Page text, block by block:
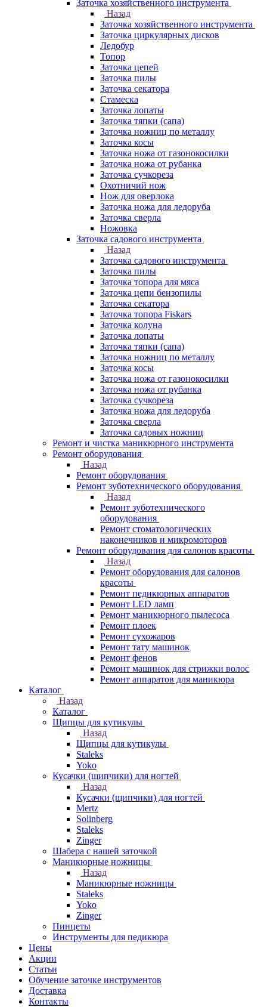
Заточка хозяйственного инструмента
Назад
Заточка хозяйственного инструмента
Заточка циркулярных дисков
Ледобур
Топор
Заточка цепей
Заточка пилы
Заточка секатора
Стамеска
Заточка лопаты
Заточка тяпки (сапа)
Заточка ножниц по металлу
Заточка косы
Заточка ножа от газонокосилки
Заточка ножа от рубанка
Заточка сучкореза
Охотничий нож
Нож для оверлока
Заточка ножа для ледоруба
Заточка сверла
Ножовка
Заточка садового инструмента
Назад
Заточка садового инструмента
Заточка пилы
Заточка топора для мяса
Заточка цепи бензопилы
Заточка секатора
Заточка топора Fiskars
Заточка колуна
Заточка лопаты
Заточка тяпки (сапа)
Заточка ножниц по металлу
Заточка косы
Заточка ножа от газонокосилки
Заточка ножа от рубанка
Заточка сучкореза
Заточка ножа для ледоруба
Заточка сверла
Заточка садовых ножниц
Ремонт и чистка маникюрного инструмента
Ремонт оборудования
Назад
Ремонт оборудования
Ремонт зуботехнического оборудования
Назад
Ремонт зуботехнического
оборудования
Ремонт стоматологических
наконечников и микромоторов
Ремонт оборудования для салонов красоты
Назад
Ремонт оборудования для салонов
красоты
Ремонт педикюрных аппаратов
Ремонт LED ламп
Ремонт маникюрного пылесоса
Ремонт плоек
Ремонт сухожаров
Ремонт тату машинок
Ремонт фенов
Ремонт машинок для стрижки волос
Ремонт аппаратов для маникюра
Каталог
Назад
Каталог
Щипцы для кутикулы
Назад
Щипцы для кутикулы
Staleks
Yoko
Кусачки (щипчики) для ногтей
Назад
Кусачки (щипчики) для ногтей
Mertz
Solinberg
Staleks
Zinger
Шабера с нашей заточкой
Маникюрные ножницы
Назад
Маникюрные ножницы
Staleks
Yoko
Zinger
Пинцеты
Инструменты для педикюра
Цены
Акции
Статьи
Обучение заточке инструментов
Доставка
Контакты